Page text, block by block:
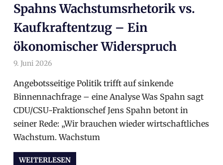
Spahns Wachstumsrhetorik vs.
Kaufkraftentzug – Ein
ökonomischer Widerspruch
9. Juni 2026
Angebotsseitige Politik trifft auf sinkende
Binnennachfrage – eine Analyse Was Spahn sagt
CDU/CSU-Fraktionschef Jens Spahn betont in
seiner Rede: „Wir brauchen wieder wirtschaftliches
Wachstum. Wachstum
WEITERLESEN